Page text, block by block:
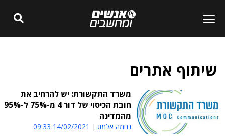
שיתוף אתרים
משרד התקשורת: יש להרחיב את
חובת הכיסוי של דור 4 מ-75% ל-95%
מהמדינה
נחמה אלמוג 14/02/2021 09:33